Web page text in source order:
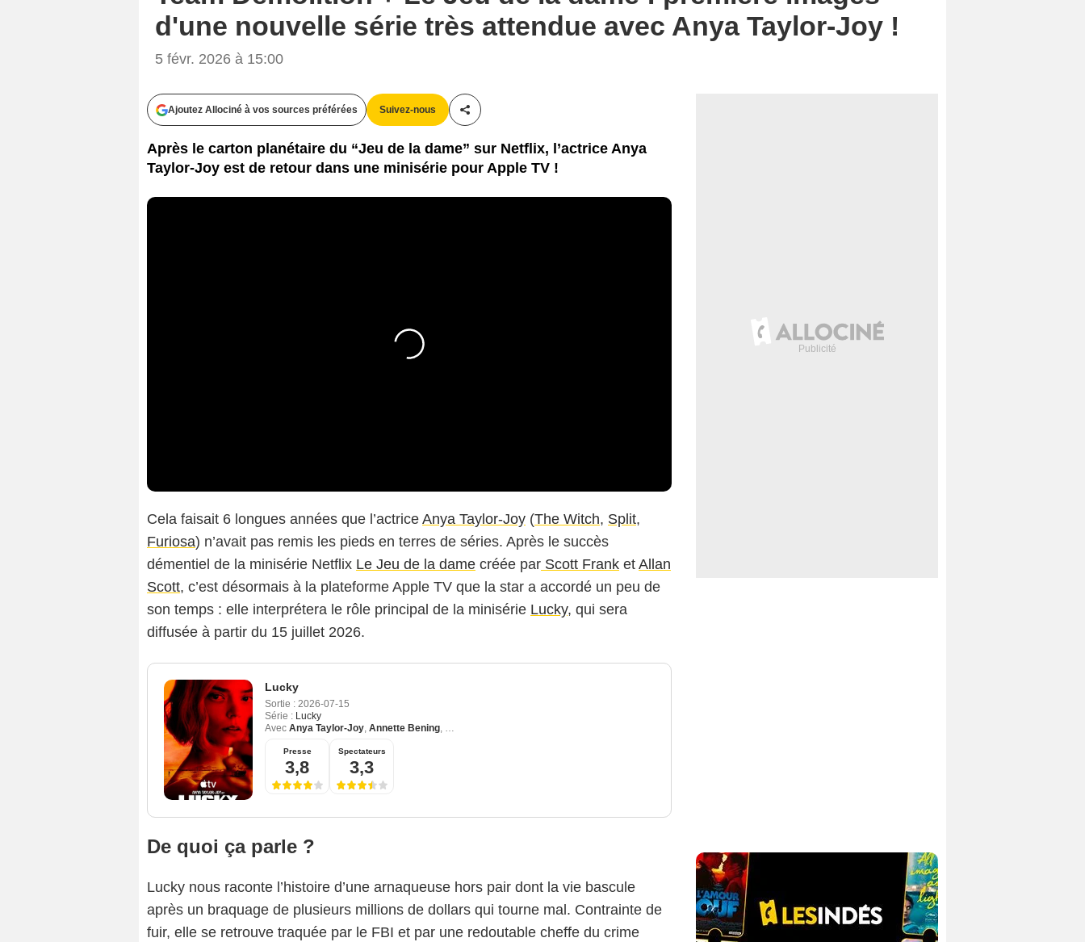
d'une nouvelle série très attendue avec Anya Taylor-Joy !
5 févr. 2026 à 15:00
Ajoutez Allociné à vos sources préférées Suivez-nous
Partager cet article
Après le carton planétaire du “Jeu de la dame” sur Netflix, l’actrice Anya
Taylor-Joy est de retour dans une minisérie pour Apple TV !
Cela faisait 6 longues années que l’actrice Anya Taylor-Joy (The Witch, Split,
Furiosa) n’avait pas remis les pieds en terres de séries. Après le succès
démentiel de la minisérie Netflix Le Jeu de la dame créée par Scott Frank et Allan
Scott, c’est désormais à la plateforme Apple TV que la star a accordé un peu de
son temps : elle interprétera le rôle principal de la minisérie Lucky, qui sera
diffusée à partir du 15 juillet 2026.
Lucky
Sortie : 2026-07-15
Série : Lucky
Avec Anya Taylor-Joy, Annette Bening, Clifton Collins Jr.
Presse
3,8
Spectateurs
3,3
De quoi ça parle ?
Lucky nous raconte l’histoire d’une arnaqueuse hors pair dont la vie bascule
après un braquage de plusieurs millions de dollars qui tourne mal. Contrainte de
fuir, elle se retrouve traquée par le FBI et par une redoutable cheffe du crime